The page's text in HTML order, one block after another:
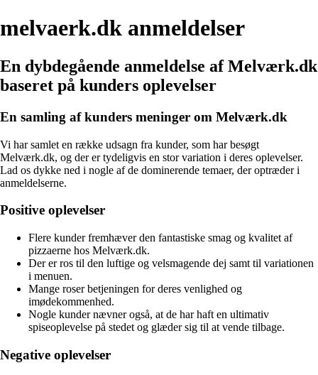
melvaerk.dk anmeldelser
En dybdegående anmeldelse af Melværk.dk
baseret på kunders oplevelser
En samling af kunders meninger om Melværk.dk
Vi har samlet en række udsagn fra kunder, som har besøgt
Melværk.dk, og der er tydeligvis en stor variation i deres oplevelser.
Lad os dykke ned i nogle af de dominerende temaer, der optræder i
anmeldelserne.
Positive oplevelser
Flere kunder fremhæver den fantastiske smag og kvalitet af
pizzaerne hos Melværk.dk.
Der er ros til den luftige og velsmagende dej samt til variationen
i menuen.
Mange roser betjeningen for deres venlighed og
imødekommenhed.
Nogle kunder nævner også, at de har haft en ultimativ
spiseoplevelse på stedet og glæder sig til at vende tilbage.
Negative oplevelser